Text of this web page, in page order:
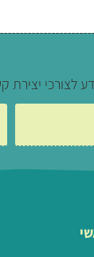
לצורכי